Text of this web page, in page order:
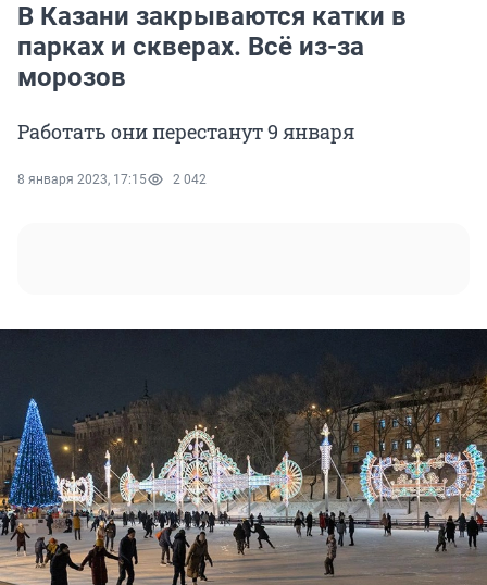
В Казани закрываются катки в
парках и скверах. Всё из-за
морозов
Работать они перестанут 9 января
8 января 2023, 17:15 2 042